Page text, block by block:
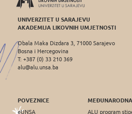
UNIVERZITET U SARAJEVU
AKADEMIJA LIKOVNIH UMJETNOSTI
Obala Maka Dizdara 3, 71000 Sarajevo
Bosna i Hercegovina
T: +387 (0) 33 210 369
alu@alu.unsa.ba
POVEZNICE
eUNSA
ALU program